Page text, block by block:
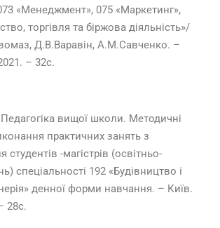
«Менеджмент», 075 «Маркетинг»,
торгівля та біржова діяльність»/
Д.В.Варавін, А.М.Савченко. –
– 32с.
Педагогіка вищої школи. Методичні
практичних занять з
студентів -магістрів (освітньо-
спеціальності 192 «Будівництво і
денної форми навчання. – Київ.
28с.